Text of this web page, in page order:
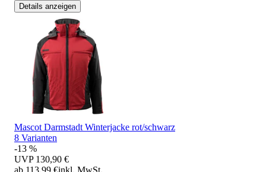
Details anzeigen
Mascot Darmstadt Winterjacke rot/schwarz
8 Varianten
-13 %
UVP 130,90 €
ab 113,99 €inkl. MwSt.